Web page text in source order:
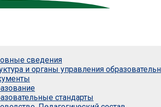
сведения
и органы управления
стандарты